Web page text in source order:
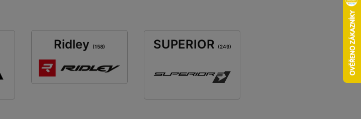
Ridley (158) SUPERIOR (249)